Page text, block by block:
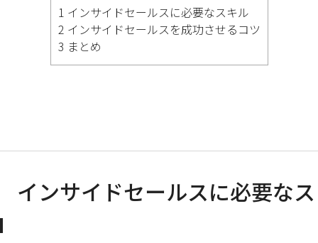
1 インサイドセールスに必要なスキル
2 インサイドセールスを成功させるコツ
3 まとめ
インサイドセールスに必要なス